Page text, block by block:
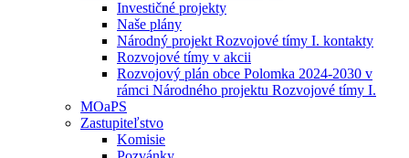
Investičné projekty
Naše plány
Národný projekt Rozvojové tímy I. kontakty
Rozvojové tímy v akcii
Rozvojový plán obce Polomka 2024-2030 v
rámci Národného projektu Rozvojové tímy I.
MOaPS
Zastupiteľstvo
Komisie